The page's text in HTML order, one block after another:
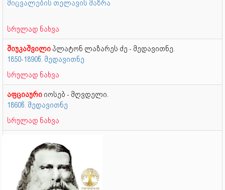
მიცვალების თელავის მაზრა
სრულად ნახვა
შიუკაშვილი პლატონ ლაზარეს ძე - მედავითნე.
1850-1890წ. მედავითნე
სრულად ნახვა
აფციაური იოსებ - მღვდელი.
1860წ. მედავითნე
სრულად ნახვა